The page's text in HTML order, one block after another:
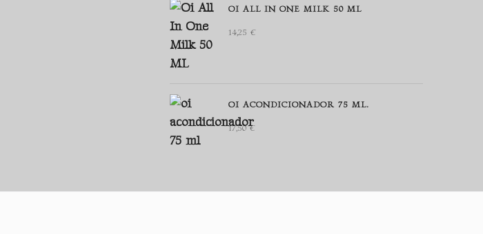
OI ALL IN ONE MILK 50 ML
14,25 €
OI ACONDICIONADOR 75 ML.
17,50€